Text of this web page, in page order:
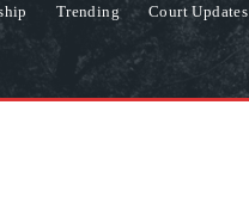
Trending Court Updates